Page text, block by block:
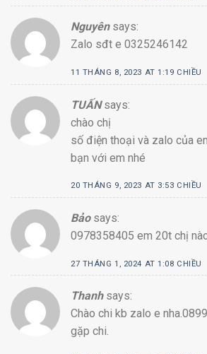
Nguyên says:
Zalo sđt e 0325246142
11 THÁNG 8, 2023 AT 1:19 CHIỀU
TUẤN says:
chào chị
số điện thoại và zalo của
bạn với em nhé
20 THÁNG 9, 2023 AT 3:53 CHIỀU
Bảo says:
0978358405 em 20t chị
27 THÁNG 1, 2024 AT 1:08 CHIỀU
Thanh says:
Chào chi kb zalo e
gặp chi.